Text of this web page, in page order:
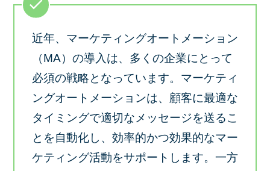
近年、マーケティングオートメーション
（MA）の導入は、多くの企業にとって
必須の戦略となっています。マーケティ
ングオートメーションは、顧客に最適な
タイミングで適切なメッセージを送るこ
とを自動化し、効率的かつ効果的なマー
ケティング活動をサポートします。一方